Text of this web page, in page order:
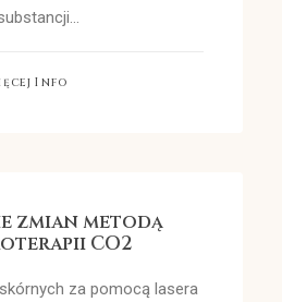
Info
zmian metodą
CO2
za pomocą lasera